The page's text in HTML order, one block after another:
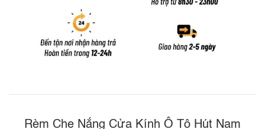
Rèm Che Nắng Cửa Kính Ô Tô Hút Nam